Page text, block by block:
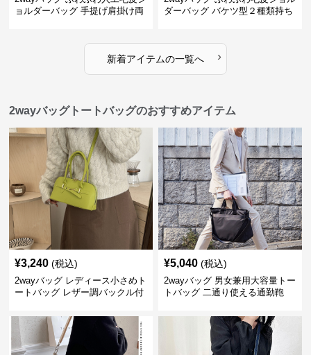
ョルダーバッグ 手提げ肩掛け両
ダーバッグ バケツ型２種類持ち
新着アイテムの一覧へ ›
2wayバッグトートバッグのおすすめアイテム
¥3,240 (税込)
2wayバッグ レディース小さめト
ートバッグ レザー調バックル付
¥5,040 (税込)
2wayバッグ 男女兼用大容量トー
トバッグ 二通り使える通勤鞄